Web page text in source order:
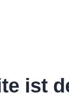
ist